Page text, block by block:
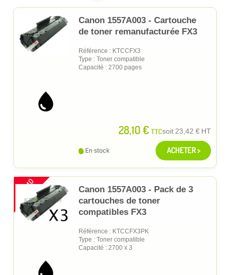
Canon 1557A003 - Cartouche
de toner remanufacturée FX3
Référence : KTCCFX3
Type : Toner compatible
Capacité : 2700 pages
28,10 € TTCsoit23,42 € HT
En stock ACHETER >
PROMO
Canon 1557A003 - Pack de 3
cartouches de toner
compatibles FX3
Référence : KTCCFX3PK
Type : Toner compatible
Capacité : 2700 x 3